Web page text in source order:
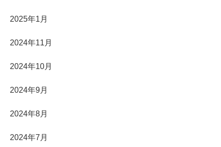
2025年1月
2024年11月
2024年10月
2024年9月
2024年8月
2024年7月